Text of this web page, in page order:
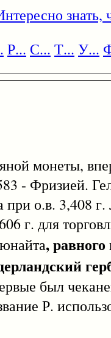
знать,
Р... С... Т... У...
монеты,
- Фризией.
при о.в. 3,408
г. для
юнайта,
был
Р.